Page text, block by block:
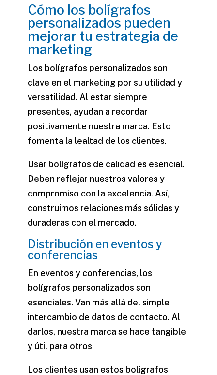
Cómo los bolígrafos
personalizados pueden
mejorar tu estrategia de
marketing
Los bolígrafos personalizados son
clave en el marketing por su utilidad y
versatilidad. Al estar siempre
presentes, ayudan a recordar
positivamente nuestra marca. Esto
fomenta la lealtad de los clientes.
Usar bolígrafos de calidad es esencial.
Deben reflejar nuestros valores y
compromiso con la excelencia. Así,
construimos relaciones más sólidas y
duraderas con el mercado.
Distribución en eventos y
conferencias
En eventos y conferencias, los
bolígrafos personalizados son
esenciales. Van más allá del simple
intercambio de datos de contacto. Al
darlos, nuestra marca se hace tangible
y útil para otros.
Los clientes usan estos bolígrafos